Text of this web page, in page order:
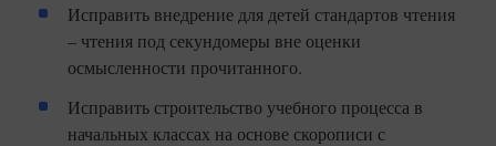
Исправить внедрение для детей стандартов чтения
– чтения под секундомеры вне оценки
осмысленности прочитанного.
Исправить строительство учебного процесса в
начальных классах на основе скорописи с